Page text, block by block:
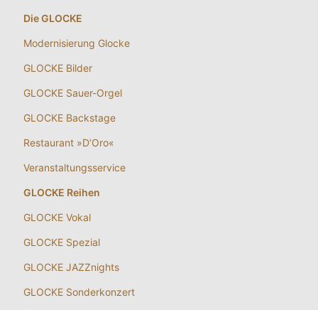
Die GLOCKE
Modernisierung Glocke
GLOCKE Bilder
GLOCKE Sauer-Orgel
GLOCKE Backstage
Restaurant »D’Oro«
Veranstaltungsservice
GLOCKE Reihen
GLOCKE Vokal
GLOCKE Spezial
GLOCKE JAZZnights
GLOCKE Sonderkonzert